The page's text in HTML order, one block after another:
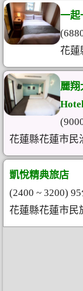
一起
花蓮
麗翔
花蓮縣花蓮市民
凱悅精典旅店
(2400 ~ 3200)
花蓮縣花蓮市民